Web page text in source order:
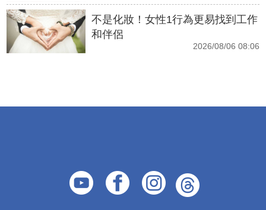
不是化妝！女性1行為更易找到工作
和伴侶
2026/08/06 08:06